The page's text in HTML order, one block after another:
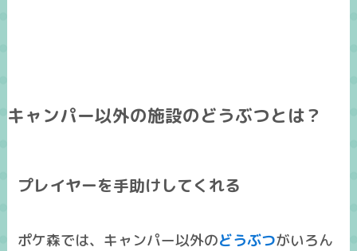
キャンパー以外の施設のどうぶつとは？
プレイヤーを手助けしてくれる
ポケ森では、キャンパー以外のどうぶつがいろん